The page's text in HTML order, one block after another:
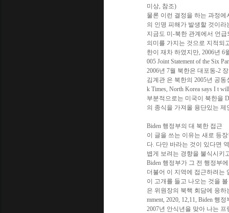
미상, 참조)
물론 이런 결정을 하는 과정
의 인명 피해가 발생할 것이
지금도 미-북한 관계에서 언
의미를 가지는 것으로 지적되
한이 재차 하였지만, 2006년 6
005 Joint Statement of the Six
2006년 7월 북한은 대포동-2
김계관 은 북한의 2005년 공
k Times, North Korea says I t
부분적으로는 미국이 북한을
의 종식을 가져올 용단있는
Biden 행정부의 대 북한 접근
이 글을 쓰는 이유는 새로 등
다. 다만 바라는 것이 있다면
볍게 보려는 경향을 불식시키
Biden 행정부가 그 전 행정부
더불어 이 지역에 접근하려는
이 고개를 들고 나오는 것을
은 위원장의 북핵 회담에 응하
mment, 2020, 12,11, Biden 행
2007년 안식년을 맞아 나는